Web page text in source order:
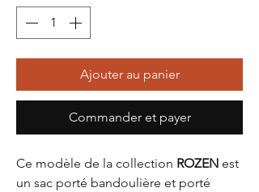
Ajouter au panier
Commander et payer
Ce modèle de la collection ROZEN est
un sac porté bandoulière et porté